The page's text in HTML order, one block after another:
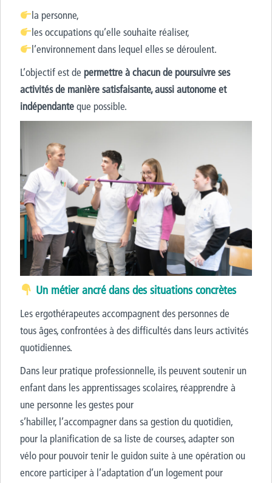
la personne,
les occupations qu’elle souhaite réaliser,
l’environnement dans lequel elles se déroulent.
L’objectif est de permettre à chacun de poursuivre ses
activités de manière satisfaisante, aussi autonome et
indépendanteque possible.
Un métier ancré dans des situations concrètes
Les ergothérapeutes accompagnent des personnes de
tous âges, confrontées à des difficultés dans leurs activités
quotidiennes.
Dans leur pratique professionnelle, ils peuvent soutenir un
enfant dans les apprentissages scolaires, réapprendre à
une personne les gestes pour
s’habiller, l’accompagner dans sa gestion du quotidien,
pour la planification de sa liste de courses, adapter son
vélo pour pouvoir tenir le guidon suite à une opération ou
encore participer à l’adaptation d’un logement pour